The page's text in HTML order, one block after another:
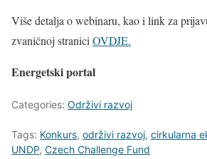
Više detalja o webinaru, kao i link za
zvaničnoj stranici OVDJE.
Energetski portal
Categories: Održivi razvoj
Tags: Konkurs, održivi razvoj, cirkularna
UNDP, Czech Challenge Fund